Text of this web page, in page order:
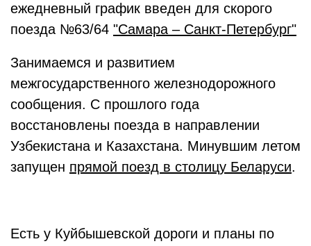
ежедневный график введен для скорого
поезда №63/64 "Самара – Санкт-Петербург"
Занимаемся и развитием
межгосударственного железнодорожного
сообщения. С прошлого года
восстановлены поезда в направлении
Узбекистана и Казахстана. Минувшим летом
запущен прямой поезд в столицу Беларуси.
Есть у Куйбышевской дороги и планы по